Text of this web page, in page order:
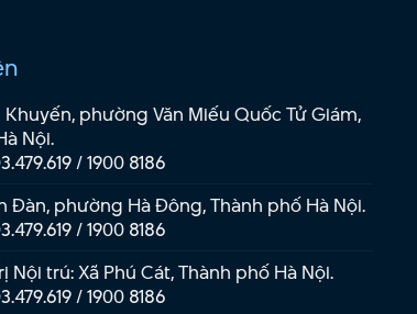
Khuyến, phường Văn Miếu Quốc Tử Giám,
Nội.
/1900 8186
Đàn, phường Hà Đông, Thành phố Hà Nội.
/1900 8186
Nội trú: Xã Phú Cát, Thành phố Hà Nội.
/1900 8186